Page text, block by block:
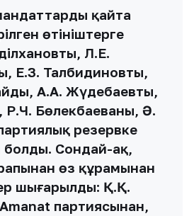
қайта
өтініштерге
Л.Е.
Е.З. Талбидиновты,
А.А. Жүдебаевты,
Р.Ч. Бөлекбаеваны, Ә.
резервке
болды. Сондай-ақ,
өз құрамынан
шығарылды: Қ.Қ.
партиясынан,